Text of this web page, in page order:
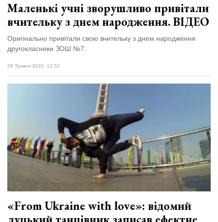
Маленькі учні зворушливо привітали
вчительку з днем народження. ВІДЕО
Оригінально привітали свою вчительку з днем народження
другокласники ЗОШ №7.
29 Травня 2020, 12:52
«From Ukraine with love»: відомий